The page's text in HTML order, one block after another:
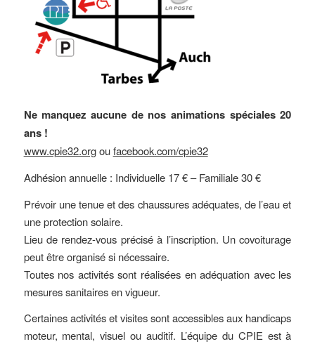
Ne manquez aucune de nos animations spéciales 20
ans !
www.cpie32.orgoufacebook.com/cpie32
Adhésion annuelle : Individuelle 17 € – Familiale 30 €
Prévoir une tenue et des chaussures adéquates, de l’eau et
une protection solaire.
Lieu de rendez-vous précisé à l’inscription. Un covoiturage
peut être organisé si nécessaire.
Toutes nos activités sont réalisées en adéquation avec les
mesures sanitaires en vigueur.
Certaines activités et visites sont accessibles aux handicaps
moteur, mental, visuel ou auditif. L’équipe du CPIE est à